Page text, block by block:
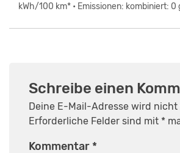
kWh/100 km* • Emissionen: kombiniert: 0
Schreibe einen
Deine E-Mail-Adresse wird
Erforderliche Felder sind mit *
Kommentar *